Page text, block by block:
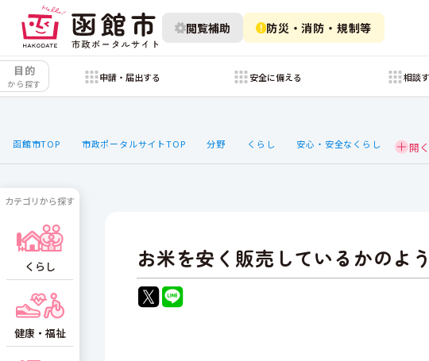
閲覧補助 防災・消防・規制等
目的
から探す
申請・届出する 安全に備える 相談
函館市TOP 市政ポータルサイトTOP 分野 くらし 安心・安全なくらし
お米を安く販売しているかのよ
カテゴリから探す
くらし
健康・福祉